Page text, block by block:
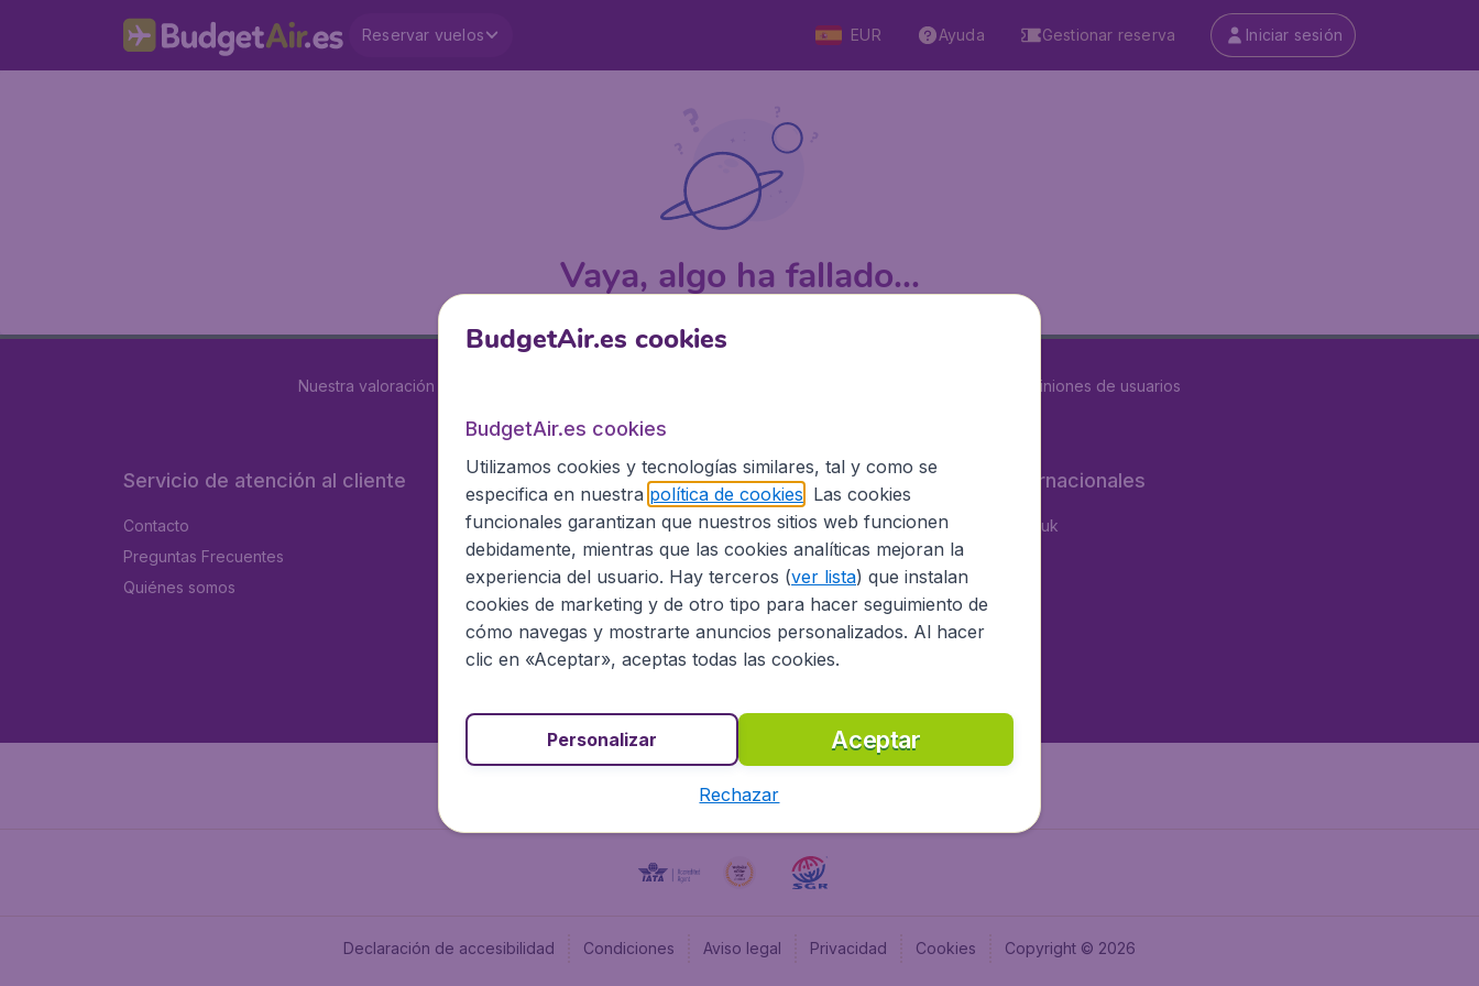
Reservar vuelos EUR Ayuda Gestionar reserva Iniciar sesión
Vaya, algo ha fallado...
Nuestra valoración es opiniones de usuarios
Servicio de atención al cliente
Contacto
Preguntas Frecuentes
Quiénes somos
BudgetAir.es
Programa afiliados
Información Legal
Oportunidades profesionales
Sitios internacionales
BudgetAir.co.uk
Flugladen.de
BudgetAir.fr
Declaración de accesibilidad Condiciones Aviso legal Privacidad Cookies Copyright © 2026
BudgetAir.es cookies
BudgetAir.es cookies
Utilizamos cookies y tecnologías similares, tal y como se
especifica en nuestra política de cookies . Las cookies
funcionales garantizan que nuestros sitios web funcionen
debidamente, mientras que las cookies analíticas mejoran la
experiencia del usuario. Hay terceros (ver lista) que instalan
cookies de marketing y de otro tipo para hacer seguimiento de
cómo navegas y mostrarte anuncios personalizados. Al hacer
clic en «Aceptar», aceptas todas las cookies.
Aceptar
Personalizar
Rechazar